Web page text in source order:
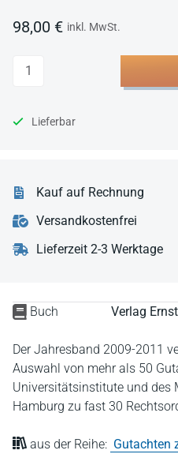
Buch Verlag
Der Jahresband 2009-2011
Auswahl von mehr als 50
Universitätsinstitute und des
Hamburg zu fast 30
aus der Reihe: Gutachten
98,00 € inkl. MwSt.
Anzahl In
Lieferbar
Kauf auf Rechnung
Versandkostenfrei
Lieferzeit 2-3 Werktage